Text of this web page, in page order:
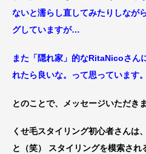
ないと濡らし直してみたりしなが
グしていますが…
また「隠れ家」的なRitaNicoさん
れたら良いな。って思っています。
とのことで、メッセージいただき
くせ毛スタイリング初心者さんは
と（笑） スタイリングを模索され